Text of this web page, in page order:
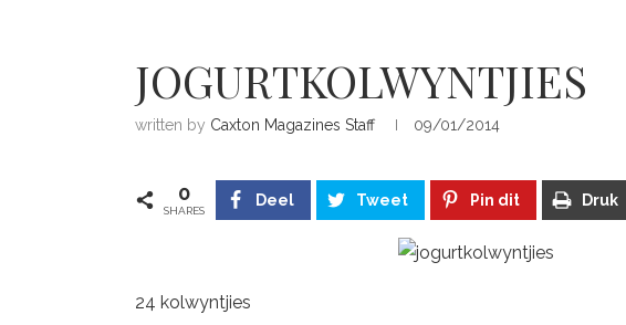
JOGURTKOLWYNTJIES
written by Caxton Magazines Staff 09/01/2014
0
SHARES
Deel Tweet Pin dit Druk
24 kolwyntjies